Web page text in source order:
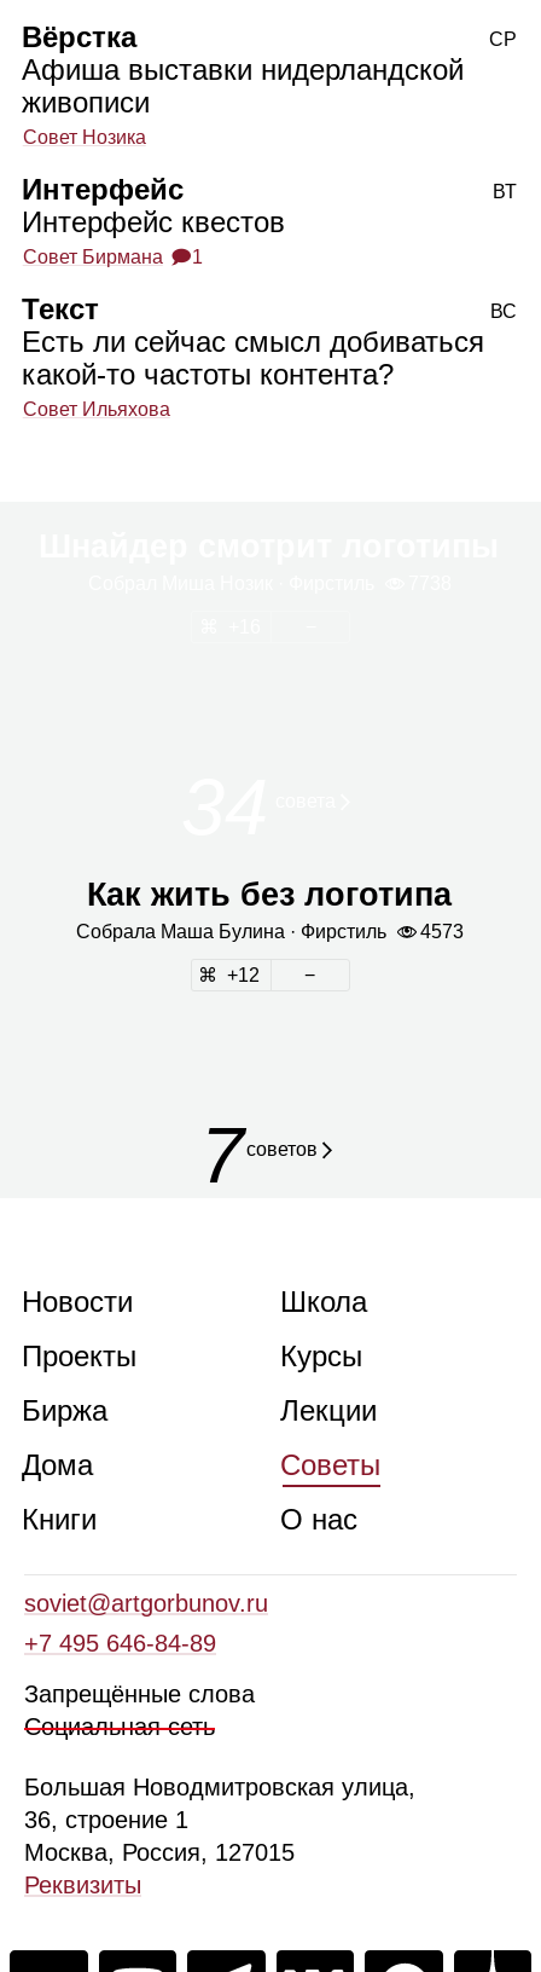
Вёрстка
Афиша выставки нидерландской
живописи
Совет Нозика
СР
Интерфейс
Интерфейс квестов
Совет Бирмана 🗩1
ВТ
Текст
Есть ли сейчас смысл добиваться
какой‑то частоты контента?
Совет Ильяхова
ВС
Как жить без логотипа
Собрала Маша Булина · Фир­стиль 4573
12
7советов
Новости
Проекты
Биржа
Дома
Книги
Школа
Курсы
Лекции
Советы
О нас
soviet@artgorbunov.ru
+7 495 646‑84‑89
Запрещённые слова
Социальная сеть
Большая Новодмитровская улица,
36, строение 1
Москва, Россия, 127015
Реквизиты